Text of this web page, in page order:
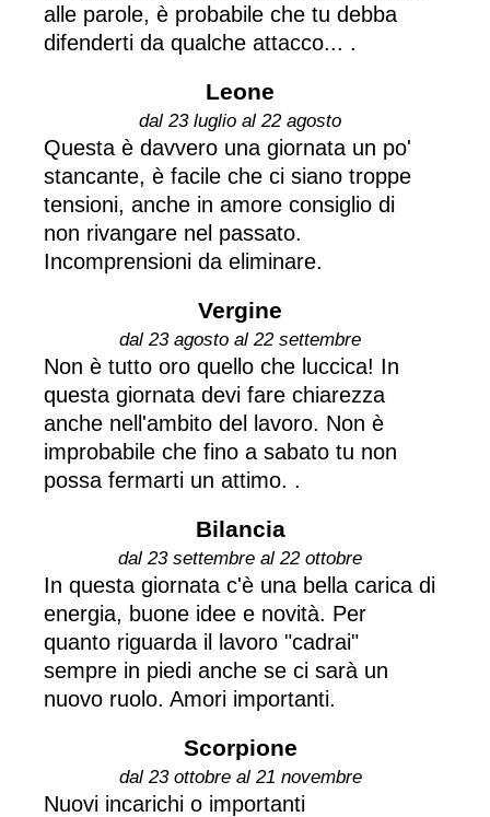
alle parole, è probabile che tu debba
difenderti da qualche attacco... .
Leone
dal 23 luglio al 22 agosto
Questa è davvero una giornata un po'
stancante, è facile che ci siano troppe
tensioni, anche in amore consiglio di
non rivangare nel passato.
Incomprensioni da eliminare.
Vergine
dal 23 agosto al 22 settembre
Non è tutto oro quello che luccica! In
questa giornata devi fare chiarezza
anche nell'ambito del lavoro. Non è
improbabile che fino a sabato tu non
possa fermarti un attimo. .
Bilancia
dal 23 settembre al 22 ottobre
In questa giornata c'è una bella carica di
energia, buone idee e novità. Per
quanto riguarda il lavoro "cadrai"
sempre in piedi anche se ci sarà un
nuovo ruolo. Amori importanti.
Scorpione
dal 23 ottobre al 21 novembre
Nuovi incarichi o importanti